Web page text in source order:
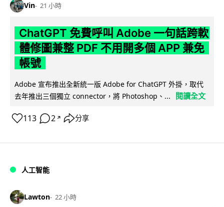
Vin 21 小時
ChatGPT 免費呼叫 Adobe 一句話跨軟
體修圖兼整 PDF 不用開多個 APP 兼免
帳號
Adobe 宣布推出全新統一版 Adobe for ChatGPT 外掛，取代
去年推出三個獨立 connector，將 Photoshop、...
閱讀全文
113 2 ↗ 分享
人工智能
Lawton 22 小時